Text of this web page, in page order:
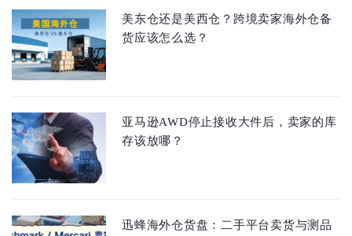
美东仓还是美西仓？跨境卖家海外仓备
货应该怎么选？
亚马逊AWD停止接收大件后，卖家的库
存该放哪？
迅蜂海外仓货盘：二手平台卖货与测品